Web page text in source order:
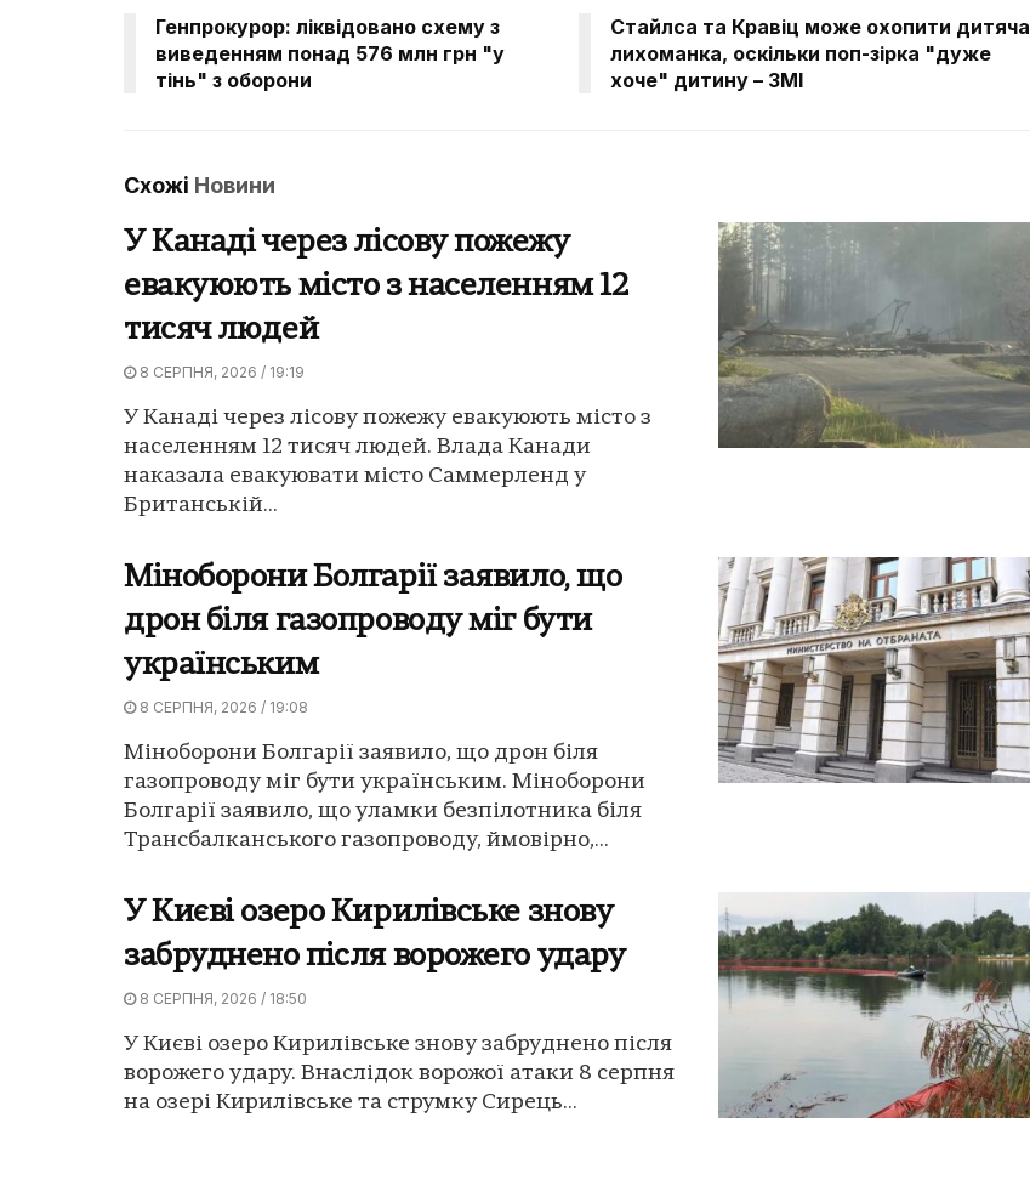
Генпрокурор: ліквідовано схему з
виведенням понад 576 млн грн "у
тінь" з оборони
Стайлса та Кравіц може охопити дитяча
лихоманка, оскільки поп-зірка "дуже
хоче" дитину – ЗМІ
Схожі Новини
У Канаді через лісову пожежу
евакуюють місто з населенням 12
тисяч людей
8 СЕРПНЯ, 2026 / 19:19
У Канаді через лісову пожежу евакуюють місто з
населенням 12 тисяч людей. Влада Канади
наказала евакуювати місто Саммерленд у
Британській...
Міноборони Болгарії заявило, що
дрон біля газопроводу міг бути
українським
8 СЕРПНЯ, 2026 / 19:08
Міноборони Болгарії заявило, що дрон біля
газопроводу міг бути українським. Міноборони
Болгарії заявило, що уламки безпілотника біля
Трансбалканського газопроводу, ймовірно,...
У Києві озеро Кирилівське знову
забруднено після ворожего удару
8 СЕРПНЯ, 2026 / 18:50
У Києві озеро Кирилівське знову забруднено після
ворожего удару. Внаслідок ворожої атаки 8 серпня
на озері Кирилівське та струмку Сирець...